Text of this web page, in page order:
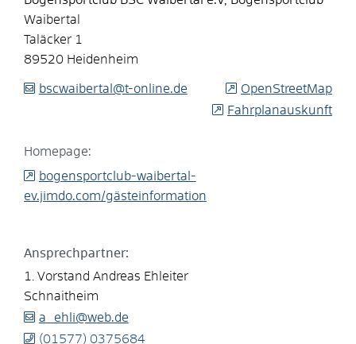
Waibertal
Taläcker 1
89520 Heidenheim
OpenStreetMap
Fahrplanauskunft
bscwaibertal@t-online.de
Homepage:
bogensportclub-waibertal-
ev.jimdo.com/gästeinformation
Ansprechpartner:
1. Vorstand Andreas Ehleiter
Schnaitheim
a_ehli@web.de
(01577) 0375684